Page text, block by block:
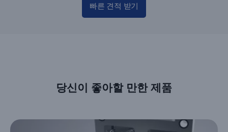
빠른 견적 받기
당신이 좋아할 만한 제품